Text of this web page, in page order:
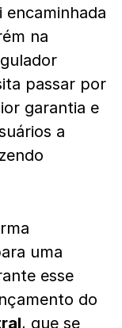
encaminhada
na
passar por
garantia e
a
uma
esse
do
, que se